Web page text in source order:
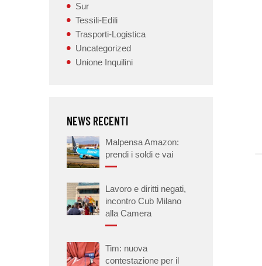
Sur
Tessili-Edili
Trasporti-Logistica
Uncategorized
Unione Inquilini
NEWS RECENTI
Malpensa Amazon:
prendi i soldi e vai
Lavoro e diritti negati,
incontro Cub Milano
alla Camera
Tim: nuova
contestazione per il